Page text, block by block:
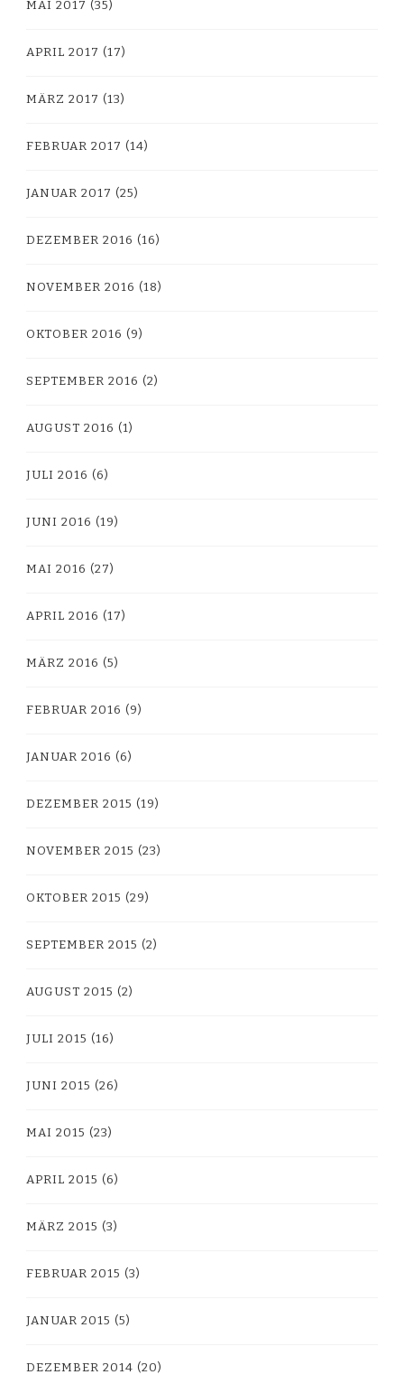
MAI 2017 (35)
APRIL 2017 (17)
MÄRZ 2017 (13)
FEBRUAR 2017 (14)
JANUAR 2017 (25)
DEZEMBER 2016 (16)
NOVEMBER 2016 (18)
OKTOBER 2016 (9)
SEPTEMBER 2016 (2)
AUGUST 2016 (1)
JULI 2016 (6)
JUNI 2016 (19)
MAI 2016 (27)
APRIL 2016 (17)
MÄRZ 2016 (5)
FEBRUAR 2016 (9)
JANUAR 2016 (6)
DEZEMBER 2015 (19)
NOVEMBER 2015 (23)
OKTOBER 2015 (29)
SEPTEMBER 2015 (2)
AUGUST 2015 (2)
JULI 2015 (16)
JUNI 2015 (26)
MAI 2015 (23)
APRIL 2015 (6)
MÄRZ 2015 (3)
FEBRUAR 2015 (3)
JANUAR 2015 (5)
DEZEMBER 2014 (20)